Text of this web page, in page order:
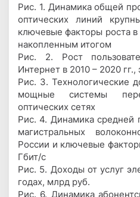
Рис. 1. Динамика общей
оптических линий
ключевые факторы роста в
накопленным итогом
Рис. 2. Рост
Интернет в 2010 – 2020 гг.,
Рис. 3. Технологические
мощные системы
оптических сетях
Рис. 4. Динамика средней
магистральных
России и ключевые
Гбит/с
Рис. 5. Доходы от услуг
годах, млрд руб.
Рис. 6. Динамика